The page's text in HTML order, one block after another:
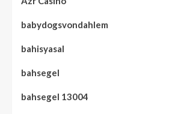
babydogsvondahlem
bahisyasal
bahsegel
bahsegel 13004